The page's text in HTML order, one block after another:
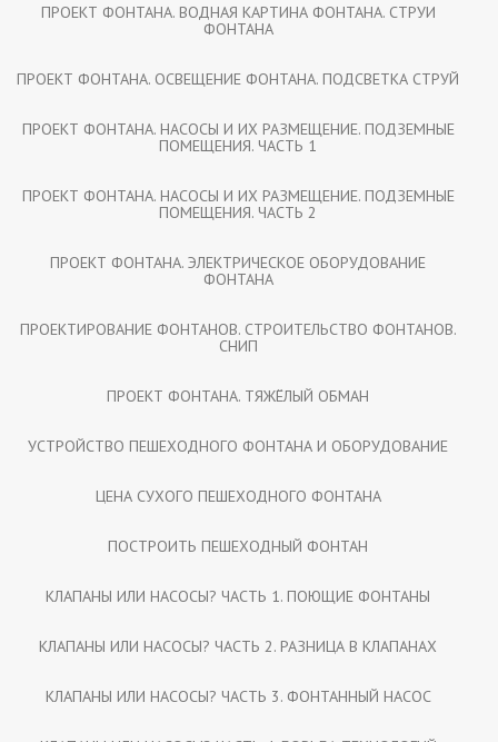
ПРОЕКТ ФОНТАНА. ВОДНАЯ КАРТИНА ФОНТАНА. СТРУИ
ФОНТАНА
ПРОЕКТ ФОНТАНА. ОСВЕЩЕНИЕ ФОНТАНА. ПОДСВЕТКА СТРУЙ
ПРОЕКТ ФОНТАНА. НАСОСЫ И ИХ РАЗМЕЩЕНИЕ. ПОДЗЕМНЫЕ
ПОМЕЩЕНИЯ. ЧАСТЬ 1
ПРОЕКТ ФОНТАНА. НАСОСЫ И ИХ РАЗМЕЩЕНИЕ. ПОДЗЕМНЫЕ
ПОМЕЩЕНИЯ. ЧАСТЬ 2
ПРОЕКТ ФОНТАНА. ЭЛЕКТРИЧЕСКОЕ ОБОРУДОВАНИЕ
ФОНТАНА
ПРОЕКТИРОВАНИЕ ФОНТАНОВ. СТРОИТЕЛЬСТВО ФОНТАНОВ.
СНИП
ПРОЕКТ ФОНТАНА. ТЯЖЁЛЫЙ ОБМАН
УСТРОЙСТВО ПЕШЕХОДНОГО ФОНТАНА И ОБОРУДОВАНИЕ
ЦЕНА СУХОГО ПЕШЕХОДНОГО ФОНТАНА
ПОСТРОИТЬ ПЕШЕХОДНЫЙ ФОНТАН
КЛАПАНЫ ИЛИ НАСОСЫ? ЧАСТЬ 1. ПОЮЩИЕ ФОНТАНЫ
КЛАПАНЫ ИЛИ НАСОСЫ? ЧАСТЬ 2. РАЗНИЦА В КЛАПАНАХ
КЛАПАНЫ ИЛИ НАСОСЫ? ЧАСТЬ 3. ФОНТАННЫЙ НАСОС